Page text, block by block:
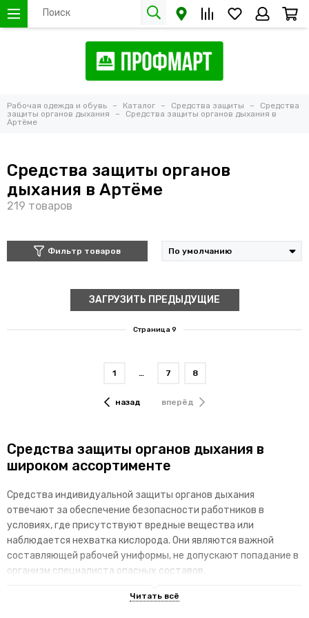
Рабочая одежда и обувь Каталог Средства защиты
Средства
защиты органов дыхания
Средства защиты органов дыхания в
Артёме
Средства защиты органов
дыхания в Артёме
Фильтр товаров
ЗАГРУЗИТЬ ПРЕДЫДУЩИЕ
Страница 9
назад
1 … 7 8
вперёд
Средства защиты органов дыхания в
широком ассортименте
Средства индивидуальной защиты органов дыхания
отвечают за обеспечение безопасности работников в
условиях, где присутствуют вредные вещества или
наблюдается нехватка кислорода. Они являются важной
составляющей рабочей униформы, не допускают попадание в
организм специалиста опасных составов.
Отличительные особенности